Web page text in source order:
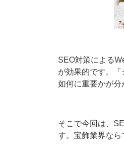
SEO対策による
が効果的です。
如何に重要かが分
そこで今回は、
す。宝飾業界なら